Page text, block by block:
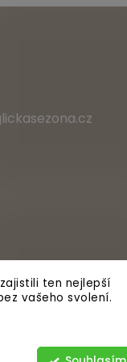
ten nejlepší
vašeho svolení.